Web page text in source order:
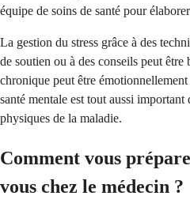
équipe de soins de santé pour
La gestion du stress grâce à des
de soutien ou à des conseils peut
chronique peut être
santé mentale est tout aussi important
physiques de la maladie.
Comment vous
vous chez le médecin ?